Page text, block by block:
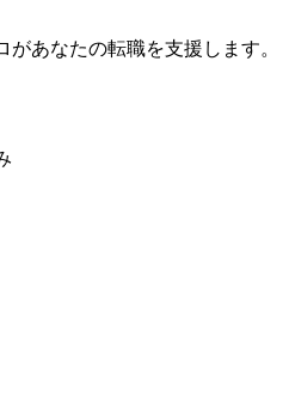
があなたの転職を支援します。